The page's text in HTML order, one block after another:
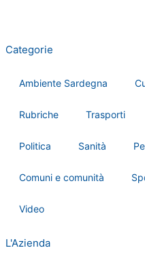
Categorie
Ambiente Sardegna
Rubriche Trasporti
Politica Sanità
Comuni e comunità
Video
L'Azienda